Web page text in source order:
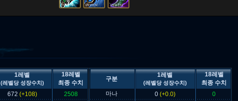
1레벨
(레벨당 성장수치)
18레벨
최종 수치
구분
1레벨
(레벨당 성장수치)
18레벨
최종 수치
672 (+108) 2508 마나 0 (+0.0)
0